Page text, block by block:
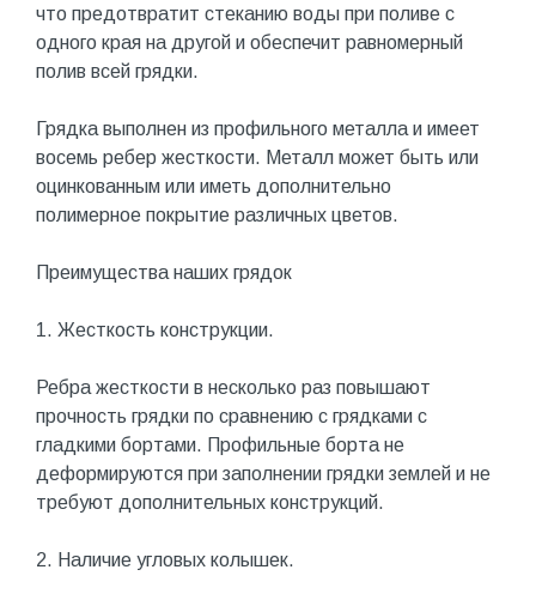
что предотвратит стеканию воды при поливе с
одного края на другой и обеспечит равномерный
полив всей грядки.
Грядка выполнен из профильного металла и имеет
восемь ребер жесткости. Металл может быть или
оцинкованным или иметь дополнительно
полимерное покрытие различных цветов.
Преимущества наших грядок
1. Жесткость конструкции.
Ребра жесткости в несколько раз повышают
прочность грядки по сравнению с грядками с
гладкими бортами. Профильные борта не
деформируются при заполнении грядки землей и не
требуют дополнительных конструкций.
2. Наличие угловых колышек.